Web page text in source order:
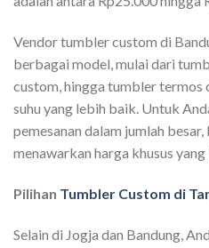
Vendor tumbler custom di
berbagai model, mulai dari
custom, hingga tumbler termos
suhu yang lebih baik. Untuk
pemesanan dalam jumlah
menawarkan harga khusus
Pilihan Tumbler Custom di
Selain di Jogja dan Bandung,